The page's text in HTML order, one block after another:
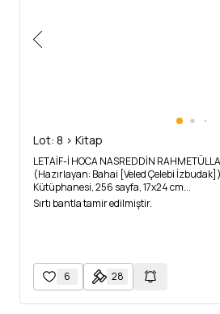
Lot: 8 > Kitap
LETAİF-İ HOCA NASREDDİN
(Hazırlayan: Bahai [Veled Çelebi
Kütüphanesi, 256 sayfa, 17x24 cm...
Sırtı bantla tamir edilmiştir.
6 28